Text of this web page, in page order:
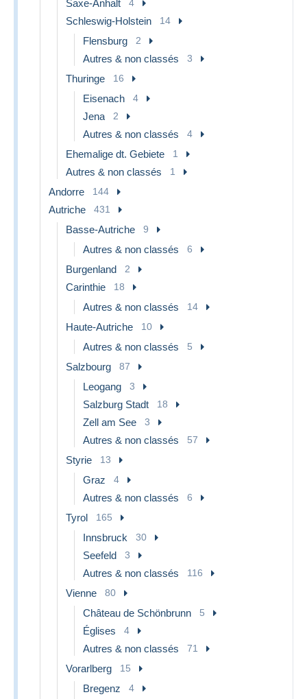
Saxe-Anhalt 4
Schleswig-Holstein 14
Flensburg 2
Autres & non classés 3
Thuringe 16
Eisenach 4
Jena 2
Autres & non classés 4
Ehemalige dt. Gebiete 1
Autres & non classés 1
Andorre 144
Autriche 431
Basse-Autriche 9
Autres & non classés 6
Burgenland 2
Carinthie 18
Autres & non classés 14
Haute-Autriche 10
Autres & non classés 5
Salzbourg 87
Leogang 3
Salzburg Stadt 18
Zell am See 3
Autres & non classés 57
Styrie 13
Graz 4
Autres & non classés 6
Tyrol 165
Innsbruck 30
Seefeld 3
Autres & non classés 116
Vienne 80
Château de Schönbrunn 5
Églises 4
Autres & non classés 71
Vorarlberg 15
Bregenz 4